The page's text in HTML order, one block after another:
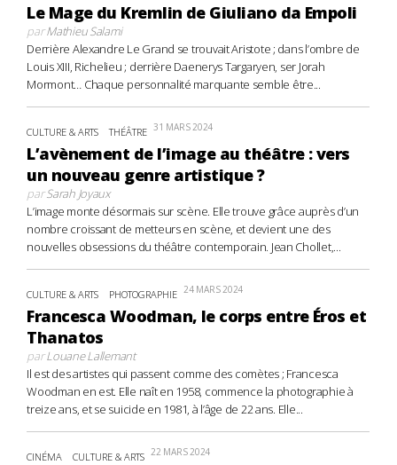
Le Mage du Kremlin de Giuliano da Empoli
parMathieu Salami
Derrière Alexandre Le Grand se trouvait Aristote ; dans l’ombre de
Louis XIII, Richelieu ; derrière Daenerys Targaryen, ser Jorah
Mormont… Chaque personnalité marquante semble être...
CULTURE & ARTS THÉÂTRE 31 MARS 2024
L’avènement de l’image au théâtre : vers
un nouveau genre artistique ?
parSarah Joyaux
L’image monte désormais sur scène. Elle trouve grâce auprès d’un
nombre croissant de metteurs en scène, et devient une des
nouvelles obsessions du théâtre contemporain. Jean Chollet,...
CULTURE & ARTS PHOTOGRAPHIE 24 MARS 2024
Francesca Woodman, le corps entre Éros et
Thanatos
parLouane Lallemant
Il est des artistes qui passent comme des comètes ; Francesca
Woodman en est. Elle naît en 1958, commence la photographie à
treize ans, et se suicide en 1981, à l’âge de 22 ans. Elle...
CINÉMA CULTURE & ARTS 22 MARS 2024